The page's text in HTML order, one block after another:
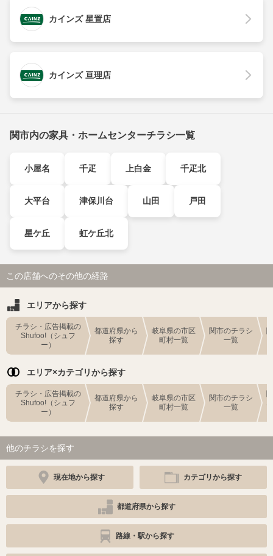
カインズ 星置店
カインズ 亘理店
関市内の家具・ホームセンターチラシ一覧
小屋名 千疋 上白金 千疋北
大平台 津保川台 山田 戸田
星ケ丘 虹ケ丘北
この店舗へのその他の経路
エリアから探す
チラシ・広告掲載の
Shufoo!（シュフ
ー）
都道府県から
探す
岐阜県の市区
町村一覧
関市のチラシ
一覧
エリア×カテゴリから探す
チラシ・広告掲載の
Shufoo!（シュフ
ー）
都道府県から
探す
岐阜県の市区
町村一覧
関市のチラシ
一覧
他のチラシを探す
現在地から探す カテゴリから探す
都道府県から探す
路線・駅から探す